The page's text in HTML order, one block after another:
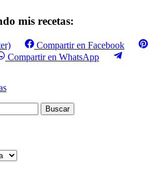
mis recetas:
Compartir en Facebook
Compartir en WhatsApp